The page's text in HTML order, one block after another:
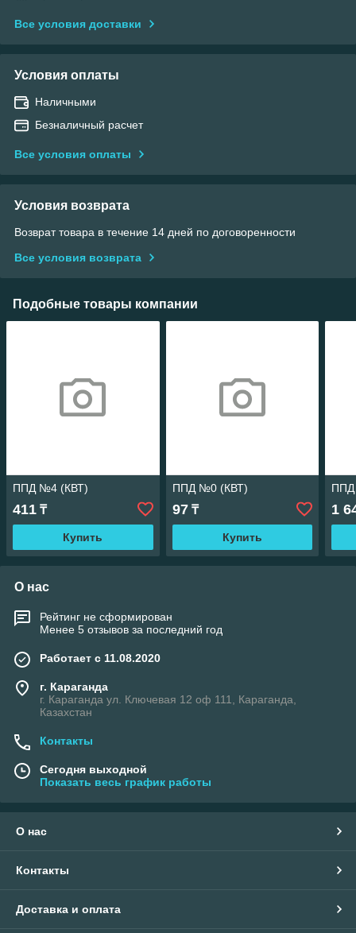
Все условия доставки
Условия оплаты
Наличными
Безналичный расчет
Все условия оплаты
Условия возврата
Возврат товара в течение 14 дней по договоренности
Все условия возврата
Подобные товары компании
ППД №4 (КВТ)
411 ₸
Купить
ППД №0 (КВТ)
97₸
Купить
1
О нас
Рейтинг не сформирован
Менее 5 отзывов за последний год
Работает с 11.08.2020
г. Караганда
г. Караганда ул. Ключевая 12 оф 111, Караганда,
Казахстан
Контакты
Сегодня выходной
Показать весь график работы
О нас
Контакты
Доставка и оплата